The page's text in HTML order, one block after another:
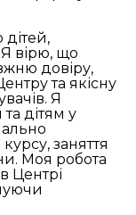
вірю, що
довіру,
та якісну
Я
дітям у
заняття
Моя робота
Центрі